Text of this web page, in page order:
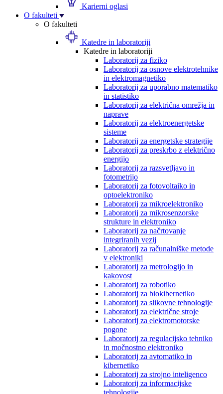
Karierni oglasi
O fakulteti
O fakulteti
Katedre in laboratoriji
Katedre in laboratoriji
Laboratorij za fiziko
Laboratorij za osnove elektrotehnike
in elektromagnetiko
Laboratorij za uporabno matematiko
in statistiko
Laboratorij za električna omrežja in
naprave
Laboratorij za elektroenergetske
sisteme
Laboratorij za energetske strategije
Laboratorij za preskrbo z električno
energijo
Laboratorij za razsvetljavo in
fotometrijo
Laboratorij za fotovoltaiko in
optoelektroniko
Laboratorij za mikroelektroniko
Laboratorij za mikrosenzorske
strukture in elektroniko
Laboratorij za načrtovanje
integriranih vezij
Laboratorij za računalniške metode
v elektroniki
Laboratorij za metrologijo in
kakovost
Laboratorij za robotiko
Laboratorij za biokibernetiko
Laboratorij za slikovne tehnologije
Laboratorij za električne stroje
Laboratorij za elektromotorske
pogone
Laboratorij za regulacijsko tehniko
in močnostno elektroniko
Laboratorij za avtomatiko in
kibernetiko
Laboratorij za strojno inteligenco
Laboratorij za informacijske
tehnologije